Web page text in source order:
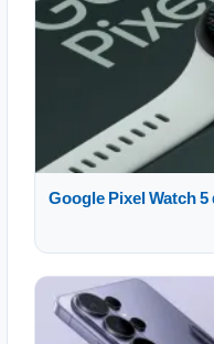
تسريب جديد يكشف أهم مزايا ساعة Google Pixel Watch 5